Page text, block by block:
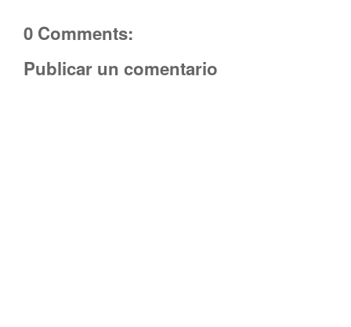
0 Comments:
Publicar un comentario